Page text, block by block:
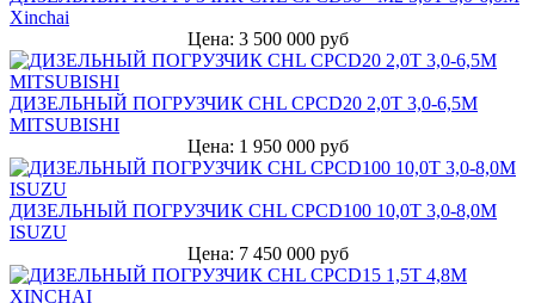
Xinchai
Цена: 3 500 000 руб
ДИЗЕЛЬНЫЙ ПОГРУЗЧИК CHL CPCD20 2,0Т 3,0-6,5М
MITSUBISHI
Цена: 1 950 000 руб
ДИЗЕЛЬНЫЙ ПОГРУЗЧИК CHL CPCD100 10,0Т 3,0-8,0М
ISUZU
Цена: 7 450 000 руб